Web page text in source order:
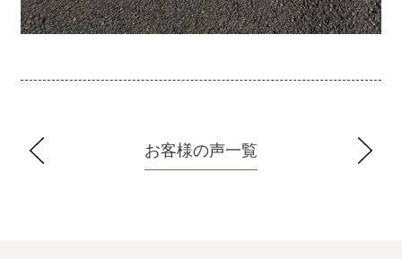
お客様の声一覧